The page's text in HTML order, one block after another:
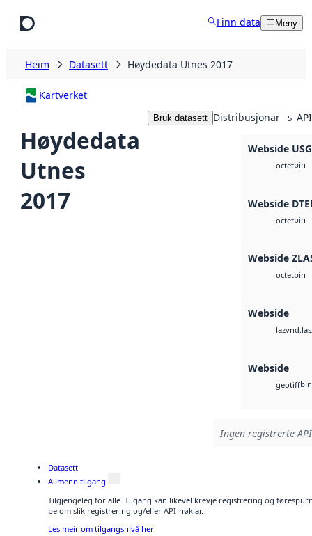
Finn data Meny
Heim Datasett Høydedata Utnes 2017
Kartverket
Høydedata
Utnes
2017
Bruk datasett Distribusjonar 5
Webside
octetbin
Webside
octetbin
Webside
octetbin
Webside
laz
Webside
geotiffbin
Ingen registrerte
Datasett
Allmenn tilgang
Tilgjengeleg for alle. Tilgang kan likevel krevje registrering og
be om slik registrering og/eller API-nøklar.
Les meir om tilgangsnivå her